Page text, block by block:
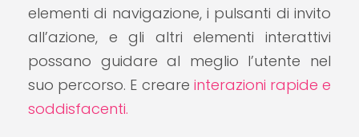
elementi di navigazione, i pulsanti di invito
all’azione, e gli altri elementi interattivi
possano guidare al meglio l’utente nel
suo percorso. E creare interazioni rapide e
soddisfacenti.